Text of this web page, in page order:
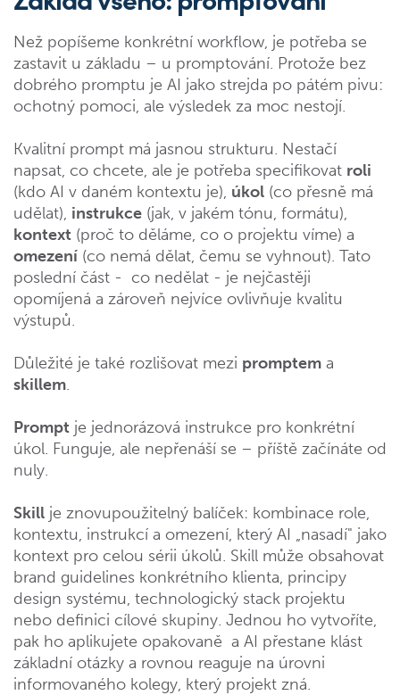
Než popíšeme konkrétní workflow, je potřeba se
zastavit u základu – u promptování. Protože bez
dobrého promptu je AI jako strejda po pátém pivu:
ochotný pomoci, ale výsledek za moc nestojí.
Kvalitní prompt má jasnou strukturu. Nestačí
napsat, co chcete, ale je potřeba specifikovat roli
(kdo AI v daném kontextu je), úkol (co přesně má
udělat), instrukce (jak, v jakém tónu, formátu),
kontext (proč to děláme, co o projektu víme) a
omezení (co nemá dělat, čemu se vyhnout). Tato
poslední část - co nedělat - je nejčastěji
opomíjená a zároveň nejvíce ovlivňuje kvalitu
výstupů.
Důležité je také rozlišovat mezi promptem a
skillem.
Prompt je jednorázová instrukce pro konkrétní
úkol. Funguje, ale nepřenáší se – příště začínáte od
nuly.
Skill je znovupoužitelný balíček: kombinace role,
kontextu, instrukcí a omezení, který AI „nasadí" jako
kontext pro celou sérii úkolů. Skill může obsahovat
brand guidelines konkrétního klienta, principy
design systému, technologický stack projektu
nebo definici cílové skupiny. Jednou ho vytvoříte,
pak ho aplikujete opakovaně a AI přestane klást
základní otázky a rovnou reaguje na úrovni
informovaného kolegy, který projekt zná.